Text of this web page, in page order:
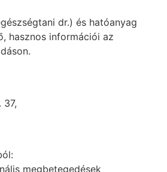
dr.) és hatóanyag
hasznos információi az
megbetegedések